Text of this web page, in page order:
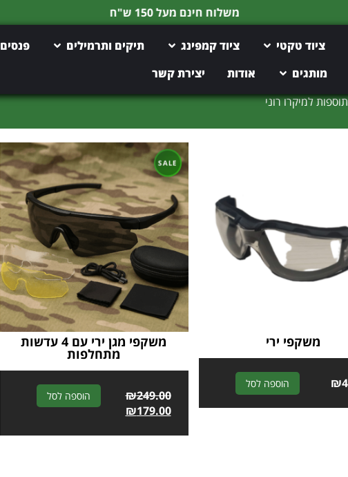
משלוח חינם מעל 150 ש"ח
ציוד טקטי ציוד קמפינג תיקים ותרמילים
פנסים
מותגים
אודות יצירת קשר
למיקרו רוני
משקפי ירי
₪ הוספה לסל
משקפי מגן ירי עם 4 עדשות
מתחלפות
₪249.00
₪179.00
הוספה לסל